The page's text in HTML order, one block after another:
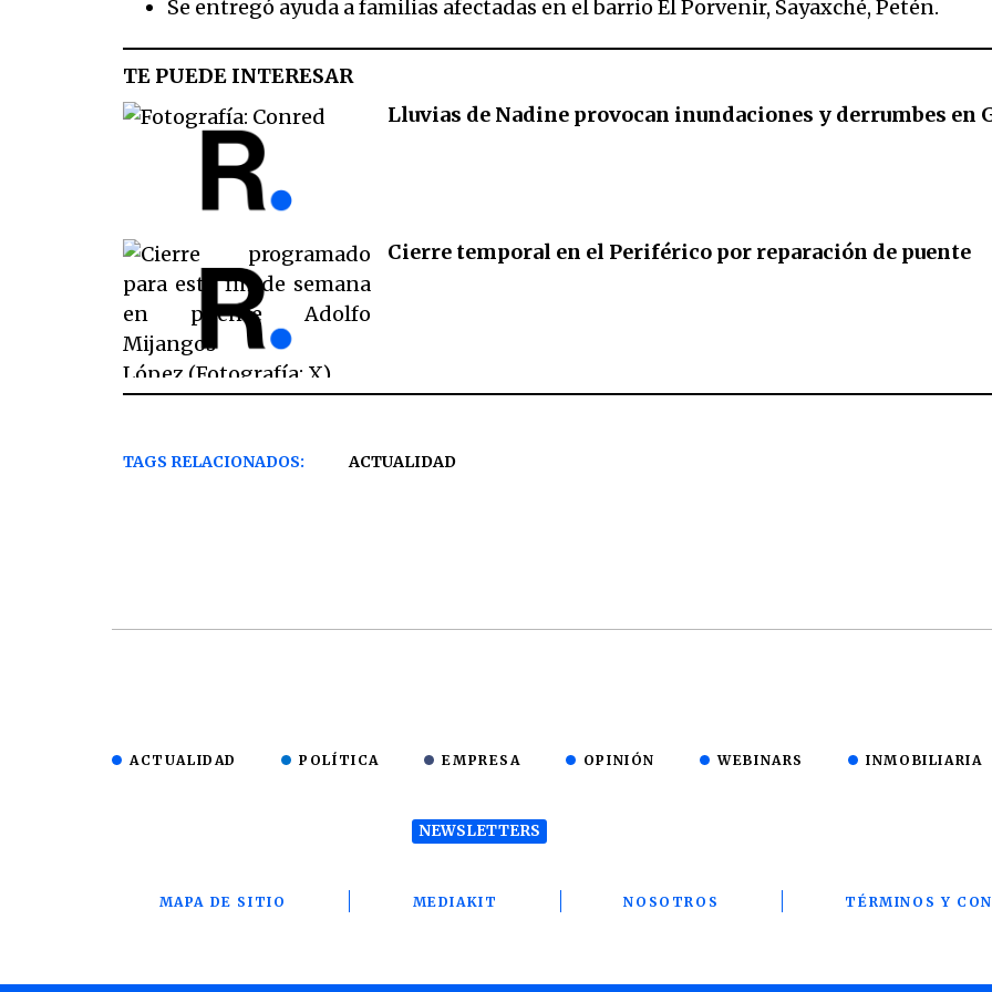
Se entregó ayuda a familias afectadas en el barrio El Porvenir, Sayaxché, Petén.
TE PUEDE INTERESAR
Lluvias de Nadine provocan inundaciones y derrumbes en
Cierre temporal en el Periférico por reparación de puente
TAGS RELACIONADOS: ACTUALIDAD
ACTUALIDAD POLÍTICA EMPRESA OPINIÓN WEBINARS INMOBILIARIA
NEWSLETTERS
MAPA DE SITIO MEDIAKIT NOSOTROS TÉRMINOS Y